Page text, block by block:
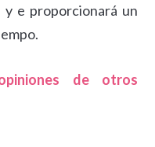
e proporcionará un
de otros